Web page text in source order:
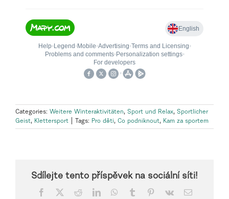
Categories: Weitere Winteraktivitäten, Sport und Relax, Sportlicher
Geist, Klettersport Tags: Pro děti, Co podniknout, Kam za sportem
Sdílejte tento příspěvek na sociální síti!
Facebook RedditLinkedInWhatsApp
Tumblr Pinterest
Vk Email